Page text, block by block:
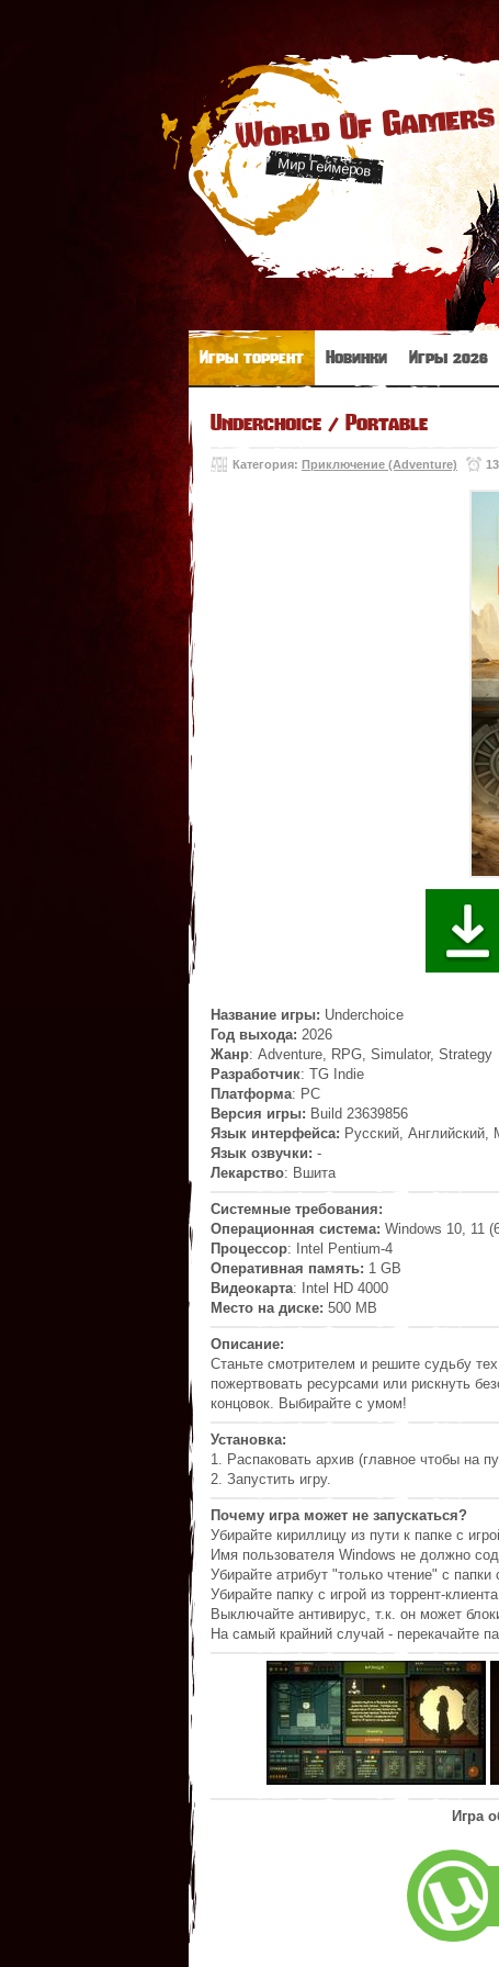
World Of Gamers
Мир Геймеров
Игры торрент Новинки Игры 2026
Underchoice / Portable
Категория: Приключение (Adventure)
Название игры: Underchoice
Год выхода: 2026
Жанр: Adventure, RPG, Simulator, Strategy
Разработчик: TG Indie
Платформа: PC
Версия игры: Build 23639856
Язык интерфейса: Русский, Английский,
Язык озвучки: -
Лекарство: Вшита
Системные требования:
Операционная система: Windows 10, 11
Процессор: Intel Pentium-4
Оперативная память: 1 GB
Видеокарта: Intel HD 4000
Место на диске: 500 MB
Описание:
Станьте смотрителем и решите судьбу
пожертвовать ресурсами или рискнуть
концовок. Выбирайте с умом!
Установка:
1. Распаковать архив (главное чтобы на
2. Запустить игру.
Почему игра может не запускаться?
Убирайте кириллицу из пути к папке с
Имя пользователя Windows не должно
Убирайте атрибут "только чтение" с папки
Убирайте папку с игрой из торрент-
Выключайте антивирус, т.к. он может
На самый крайний случай - перекачайте
Игра